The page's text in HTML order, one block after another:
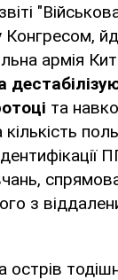
армія
та
з
острів